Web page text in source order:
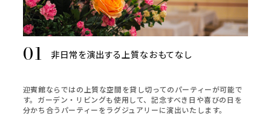
非日常を演出する上質なおもてなし
迎賓館ならではの上質な空間を貸し切ってのパーティーが可能で
す。ガーデン・リビングも使用して、記念すべき日や喜びの日を
分かち合うパーティーをラグジュアリーに演出いたします。